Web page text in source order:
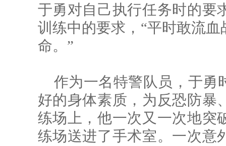
于勇对自己执行任务时的要
训练中的要求，“平时敢流
命。”
作为一名特警队员，于勇
好的身体素质，为反恐防暴
练场上，他一次又一次地突
练场送进了手术室。一次意